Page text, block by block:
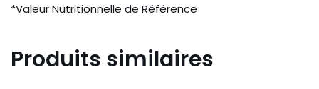
*Valeur Nutritionnelle de Référence
Produits similaires